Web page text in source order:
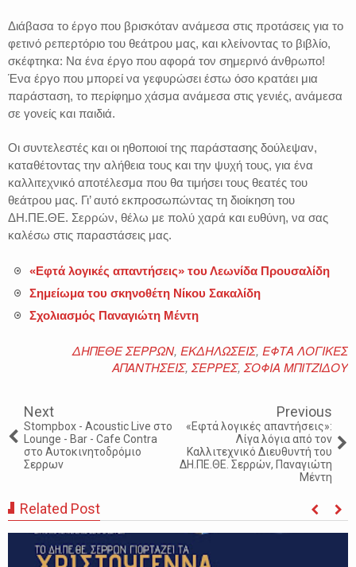
Διάβασα το έργο που βρισκόταν ανάμεσα στις προτάσεις για το
φετινό ρεπερτόριο του θεάτρου μας, και κλείνοντας το βιβλίο,
σκέφτηκα: Να ένα έργο που αφορά τον σημερινό άνθρωπο!
Ένα έργο που μπορεί να γεφυρώσει έστω όσο κρατάει μια
παράσταση, το περίφημο χάσμα ανάμεσα στις γενιές, ανάμεσα
σε γονείς και παιδιά.
Οι συντελεστές και οι ηθοποιοί της παράστασης δούλεψαν,
καταθέτοντας την αλήθεια τους και την ψυχή τους, για ένα
καλλιτεχνικό αποτέλεσμα που θα τιμήσει τους θεατές του
θεάτρου μας. Γι’ αυτό εκπροσωπώντας τη διοίκηση του
ΔΗ.ΠΕ.ΘΕ. Σερρών, θέλω με πολύ χαρά και ευθύνη, να σας
καλέσω στις παραστάσεις μας.
«Εφτά λογικές απαντήσεις» του Λεωνίδα Προυσαλίδη
Σημείωμα του σκηνοθέτη Νίκου Σακαλίδη
Σχολιασμός Παναγιώτη Μέντη
ΔΗΠΕΘΕ ΣΕΡΡΩΝ, ΕΚΔΗΛΩΣΕΙΣ, ΕΦΤΑ ΛΟΓΙΚΕΣ
ΑΠΑΝΤΗΣΕΙΣ, ΣΕΡΡΕΣ, ΣΟΦΙΑ ΜΠΙΤΖΙΔΟΥ
Next
Stompbox - Acoustic Live στο
Lounge - Bar - Cafe Contra
στο Αυτοκινητοδρόμιο
Σερρων
Previous
«Εφτά λογικές απαντήσεις»:
Λίγα λόγια από τον
Καλλιτεχνικό Διευθυντή του
ΔΗ.ΠΕ.ΘΕ. Σερρών, Παναγιώτη
Μέντη
Related Post